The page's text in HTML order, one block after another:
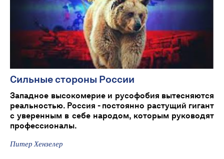
Сильные стороны России
Западное высокомерие и русофобия вытесняются
реальностью. Россия - постоянно растущий гигант
с уверенным в себе народом, которым руководят
профессионалы.
Питер Хензелер